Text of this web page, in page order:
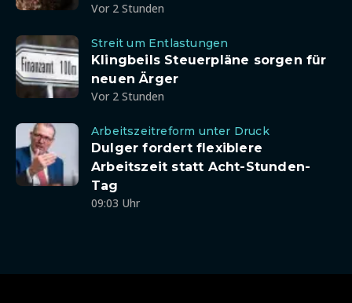
Vor 2 Stunden
Streit um Entlastungen
Klingbeils Steuerpläne sorgen für
neuen Ärger
Vor 2 Stunden
Arbeitszeitreform unter Druck
Dulger fordert flexiblere
Arbeitszeit statt Acht-Stunden-
Tag
09:03 Uhr